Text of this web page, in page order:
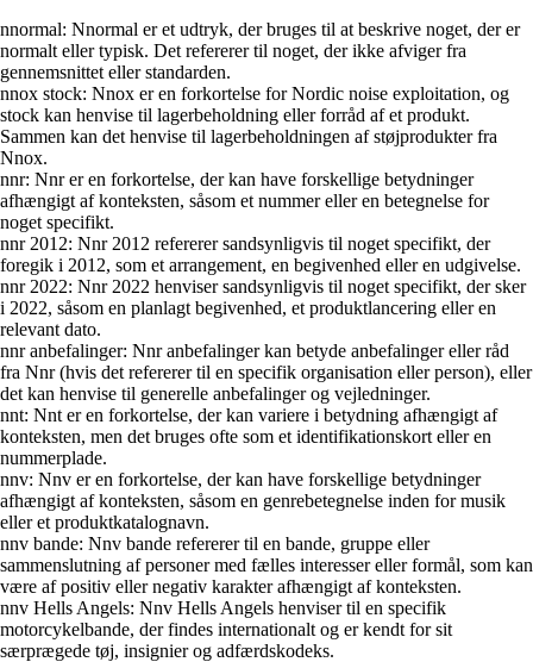
nnormal: Nnormal er et udtryk, der bruges til at beskrive noget, der er
normalt eller typisk. Det refererer til noget, der ikke afviger fra
gennemsnittet eller standarden.
nnox stock: Nnox er en forkortelse for Nordic noise exploitation, og
stock kan henvise til lagerbeholdning eller forråd af et produkt.
Sammen kan det henvise til lagerbeholdningen af støjprodukter fra
Nnox.
nnr: Nnr er en forkortelse, der kan have forskellige betydninger
afhængigt af konteksten, såsom et nummer eller en betegnelse for
noget specifikt.
nnr 2012: Nnr 2012 refererer sandsynligvis til noget specifikt, der
foregik i 2012, som et arrangement, en begivenhed eller en udgivelse.
nnr 2022: Nnr 2022 henviser sandsynligvis til noget specifikt, der sker
i 2022, såsom en planlagt begivenhed, et produktlancering eller en
relevant dato.
nnr anbefalinger: Nnr anbefalinger kan betyde anbefalinger eller råd
fra Nnr (hvis det refererer til en specifik organisation eller person), eller
det kan henvise til generelle anbefalinger og vejledninger.
nnt: Nnt er en forkortelse, der kan variere i betydning afhængigt af
konteksten, men det bruges ofte som et identifikationskort eller en
nummerplade.
nnv: Nnv er en forkortelse, der kan have forskellige betydninger
afhængigt af konteksten, såsom en genrebetegnelse inden for musik
eller et produktkatalognavn.
nnv bande: Nnv bande refererer til en bande, gruppe eller
sammenslutning af personer med fælles interesser eller formål, som kan
være af positiv eller negativ karakter afhængigt af konteksten.
nnv Hells Angels: Nnv Hells Angels henviser til en specifik
motorcykelbande, der findes internationalt og er kendt for sit
særprægede tøj, insignier og adfærdskodeks.